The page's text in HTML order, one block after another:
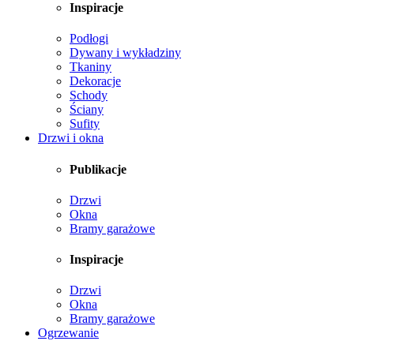
Inspiracje
Podłogi
Dywany i wykładziny
Tkaniny
Dekoracje
Schody
Ściany
Sufity
Drzwi i okna
Publikacje
Drzwi
Okna
Bramy garażowe
Inspiracje
Drzwi
Okna
Bramy garażowe
Ogrzewanie